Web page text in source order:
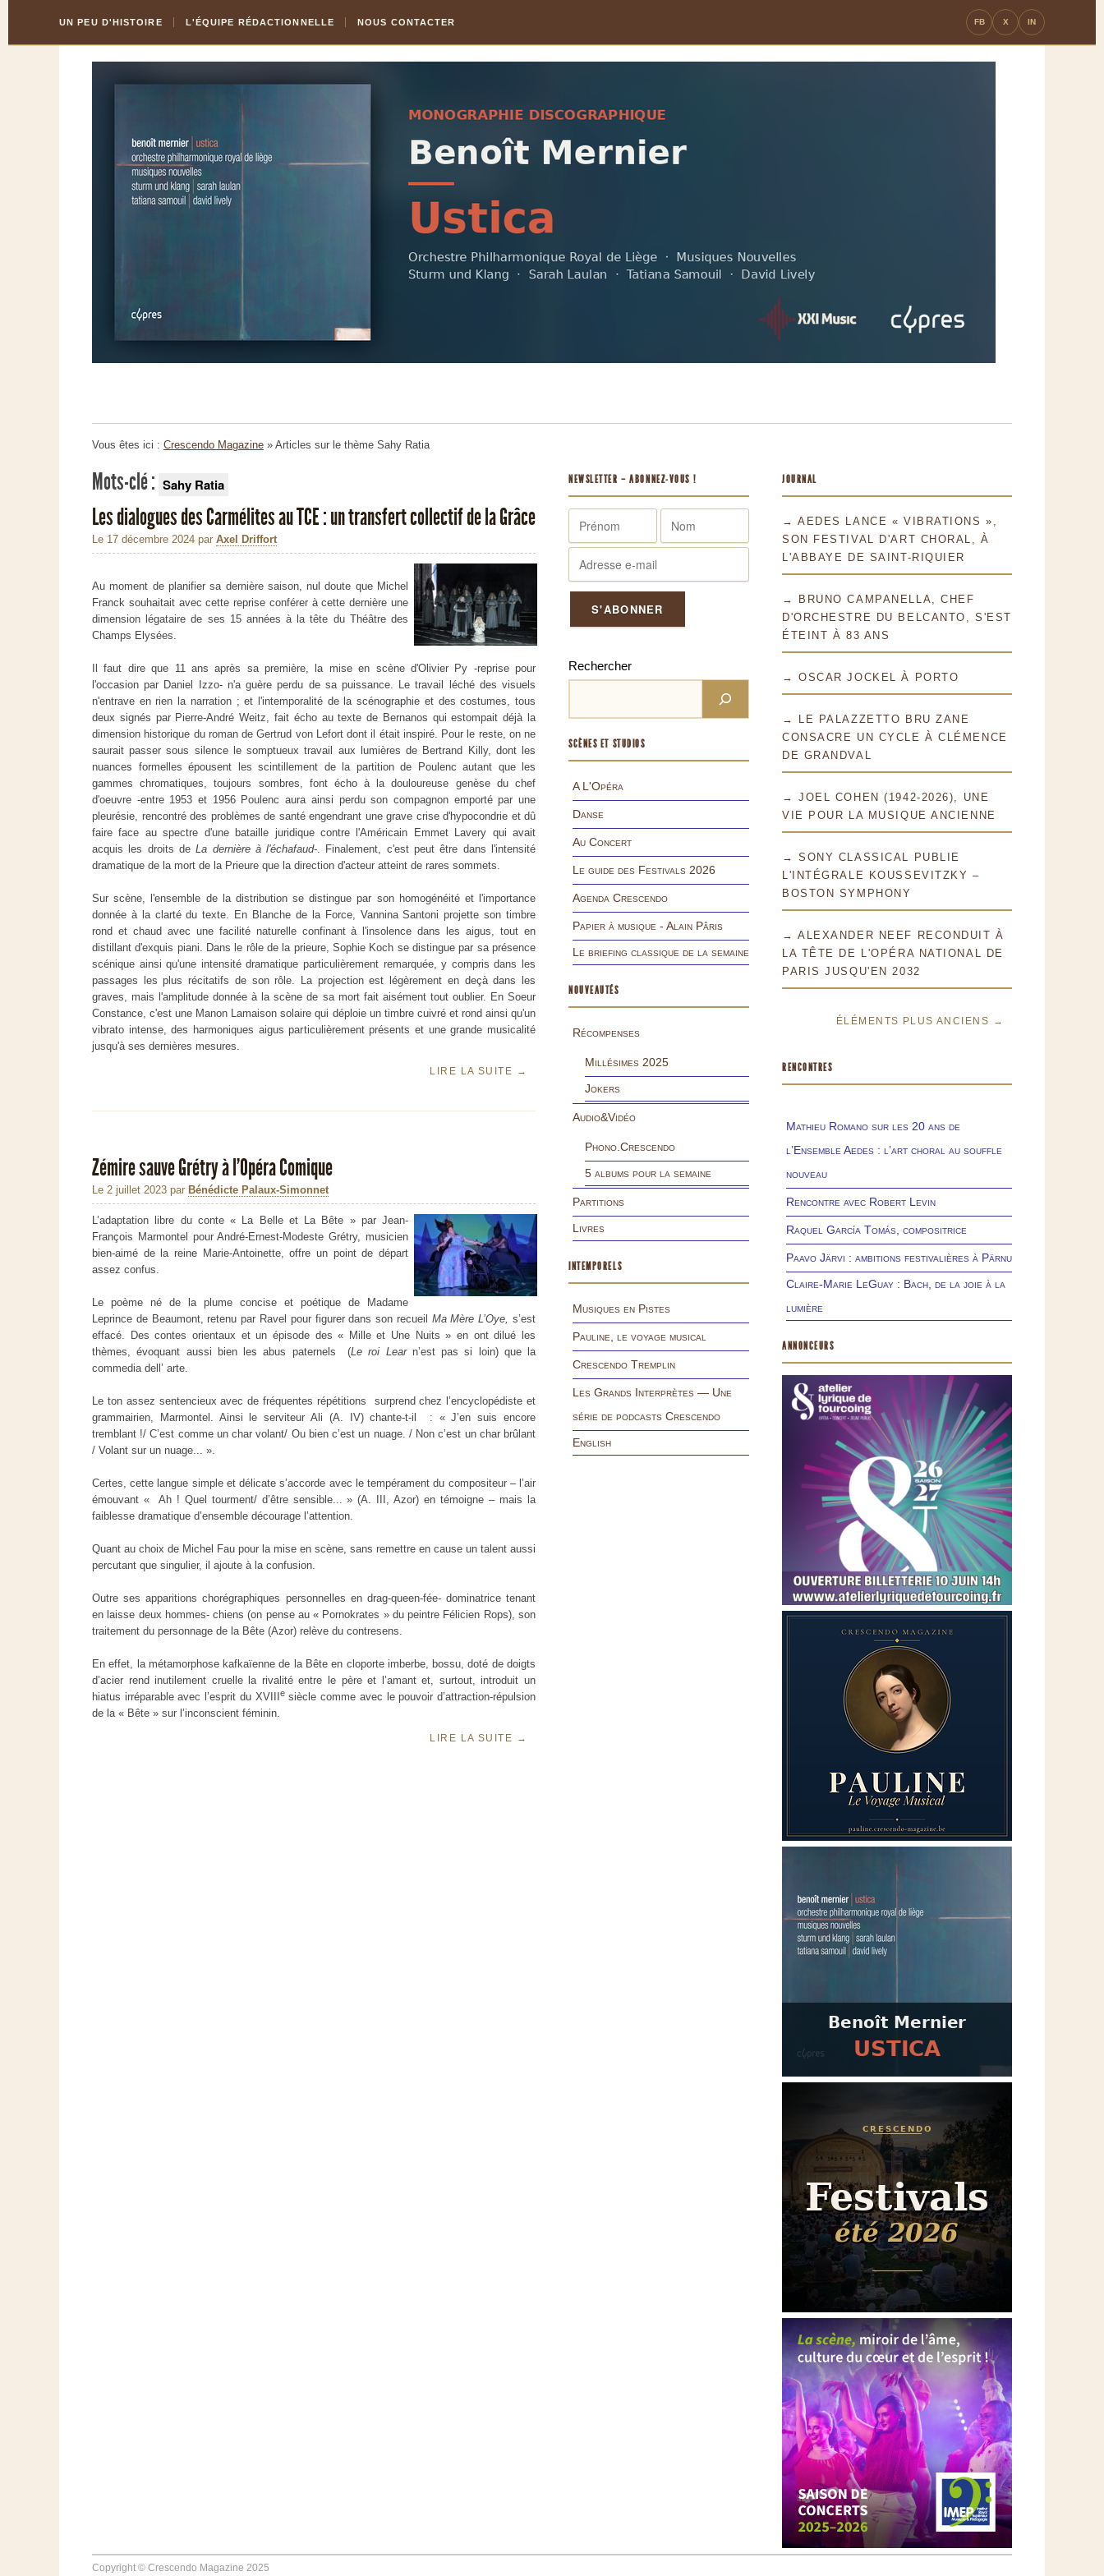
Content
la
UN PEU D'HISTOIRE L'ÉQUIPE RÉDACTIONNELLE NOUS CONTACTER FB X IN
Vous êtes ici : Crescendo Magazine » Articles sur le thème Sahy Ratia
Mots-clé : Sahy Ratia
Les dialogues des Carmélites au TCE : un transfert collectif de la Grâce
Le 17 décembre 2024 par Axel Driffort
Au moment de planifier sa dernière saison, nul doute que Michel
Franck souhaitait avec cette reprise conférer à cette dernière une
dimension légataire de ses 15 années à la tête du Théâtre des
Champs Elysées.
Il faut dire que 11 ans après sa première, la mise en scène d'Olivier Py -reprise pour
l'occasion par Daniel Izzo- n'a guère perdu de sa puissance. Le travail léché des visuels
n'entrave en rien la narration ; et l'intemporalité de la scénographie et des costumes, tous
deux signés par Pierre-André Weitz, fait écho au texte de Bernanos qui estompait déjà la
dimension historique du roman de Gertrud von Lefort dont il était inspiré. Pour le reste, on ne
saurait passer sous silence le somptueux travail aux lumières de Bertrand Killy, dont les
nuances formelles épousent les scintillement de la partition de Poulenc autant que les
gammes chromatiques, toujours sombres, font écho à la douloureuse genèse du chef
d'oeuvre -entre 1953 et 1956 Poulenc aura ainsi perdu son compagnon emporté par une
pleurésie, rencontré des problèmes de santé engendrant une grave crise d'hypocondrie et dû
faire face au spectre d'une bataille juridique contre l'Américain Emmet Lavery qui avait
acquis les droits deLa dernière à l'échafaud-. Finalement, c'est peut être dans l'intensité
dramatique de la mort de la Prieure que la direction d'acteur atteint de rares sommets.
Sur scène, l'ensemble de la distribution se distingue par son homogénéité et l'importance
donnée à la clarté du texte. En Blanche de la Force, Vannina Santoni projette son timbre
rond et chaud avec une facilité naturelle confinant à l'insolence dans les aigus, tout en
distillant d'exquis piani. Dans le rôle de la prieure, Sophie Koch se distingue par sa présence
scénique ainsi qu'une intensité dramatique particulièrement remarquée, y compris dans les
passages les plus récitatifs de son rôle. La projection est légèrement en deçà dans les
graves, mais l'amplitude donnée à la scène de sa mort fait aisément tout oublier. En Soeur
Constance, c'est une Manon Lamaison solaire qui déploie un timbre cuivré et rond ainsi qu'un
vibrato intense, des harmoniques aigus particulièrement présents et une grande musicalité
jusqu'à ses dernières mesures.
LIRE LA SUITE →
Zémire sauve Grétry à l’Opéra Comique
Le 2 juillet 2023 par Bénédicte Palaux-Simonnet
L’adaptation libre du conte « La Belle et La Bête » par Jean-
François Marmontel pour André-Ernest-Modeste Grétry, musicien
bien-aimé de la reine Marie-Antoinette, offre un point de départ
assez confus.
Le poème né de la plume concise et poétique de Madame
Leprince de Beaumont, retenu par Ravel pour figurer dans son recueil Ma Mère L’Oye, s’est
effacé. Des contes orientaux et un épisode des « Mille et Une Nuits » en ont dilué les
thèmes, évoquant aussi bien les abus paternels (Le roi Lear n’est pas si loin) que la
commedia dell’ arte.
Le ton assez sentencieux avec de fréquentes répétitions surprend chez l’encyclopédiste et
grammairien, Marmontel. Ainsi le serviteur Ali (A. IV) chante-t-il : « J’en suis encore
tremblant !/ C’est comme un char volant/ Ou bien c’est un nuage. / Non c’est un char brûlant
/ Volant sur un nuage... ».
Certes, cette langue simple et délicate s’accorde avec le tempérament du compositeur – l’air
émouvant « Ah ! Quel tourment/ d’être sensible... » (A. III, Azor) en témoigne – mais la
faiblesse dramatique d’ensemble décourage l’attention.
Quant au choix de Michel Fau pour la mise en scène, sans remettre en cause un talent aussi
percutant que singulier, il ajoute à la confusion.
Outre ses apparitions chorégraphiques personnelles en drag-queen-fée- dominatrice tenant
en laisse deux hommes- chiens (on pense au « Pornokrates » du peintre Félicien Rops), son
traitement du personnage de la Bête (Azor) relève du contresens.
En effet, la métamorphose kafkaïenne de la Bête en cloporte imberbe, bossu, doté de doigts
d’acier rend inutilement cruelle la rivalité entre le père et l’amant et, surtout, introduit un
hiatus irréparable avec l’esprit du XVIII
esiècle comme avec le pouvoir d’attraction-répulsion
de la « Bête » sur l’inconscient féminin.
LIRE LA SUITE →
NEWSLETTER – ABONNEZ-VOUS !
Rechercher
SCÈNES ET STUDIOS
A L'Opéra
Danse
Au Concert
Le guide des Festivals 2026
Agenda Crescendo
Papier à musique - Alain Pâris
Le briefing classique de la semaine
NOUVEAUTÉS
Récompenses
Millésimes 2025
Jokers
Audio&Vidéo
Phono.Crescendo
5 albums pour la semaine
Partitions
Livres
INTEMPORELS
Musiques en Pistes
Pauline, le voyage musical
Crescendo Tremplin
Les Grands Interprètes — Une
série de podcasts Crescendo
English
JOURNAL
→ AEDES LANCE « VIBRATIONS »,
SON FESTIVAL D'ART CHORAL, À
L'ABBAYE DE SAINT-RIQUIER
→ BRUNO CAMPANELLA, CHEF
D'ORCHESTRE DU BELCANTO, S'EST
ÉTEINT À 83 ANS
→ OSCAR JOCKEL À PORTO
→ LE PALAZZETTO BRU ZANE
CONSACRE UN CYCLE À CLÉMENCE
DE GRANDVAL
→ JOEL COHEN (1942-2026), UNE
VIE POUR LA MUSIQUE ANCIENNE
→ SONY CLASSICAL PUBLIE
L'INTÉGRALE KOUSSEVITZKY –
BOSTON SYMPHONY
→ ALEXANDER NEEF RECONDUIT À
LA TÊTE DE L'OPÉRA NATIONAL DE
PARIS JUSQU'EN 2032
ÉLÉMENTS PLUS ANCIENS →
RENCONTRES
Mathieu Romano sur les 20 ans de
l’Ensemble Aedes : l’art choral au souffle
nouveau
Rencontre avec Robert Levin
Raquel García Tomás, compositrice
Paavo Järvi : ambitions festivalières à Pärnu
Claire-Marie LeGuay : Bach, de la joie à la
lumière
ANNONCEURS
Copyright © Crescendo Magazine 2025